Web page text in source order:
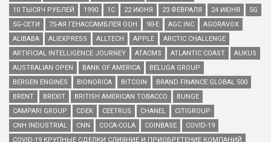
10 ТЫСЯЧ РУБЛЕЙ
1990 1С 22 ИЮНЯ 23 ФЕВРАЛЯ 24 ИЮНЯ
5G
5G-СЕТИ
75-АЯ ГЕНАССАМБЛЕЯ ООН 90-Е AGC INC
AGORAVOX
ALIBABA
ALIEXPRESS ALLTECH APPLE
ARCTIC CHALLENGE
ARTIFICIAL INTELLIGENCE JOURNEY
ATACMS ATLANTIC COAST
AUKUS
AUSTRALIAN OPEN
BANK OF AMERICA
BELUGA GROUP
BERGEN ENGINES
BIONORICA BITCOIN
BRAND FINANCE GLOBAL 500
BRENT
BREXIT BRITISH AMERICAN TOBACCO
BUNGE
CAMPARI GROUP
CDEK CEETRUS CHANEL
CITIGROUP
CNH INDUSTRIAL
CNN COCA-COLA COINBASE
COVID-19
COVID-19 КРУПНЫЕ СДЕЛКИ СЛИЯНИЕ И ПРИОБРЕТЕНИЕ КОМПАНИЙ